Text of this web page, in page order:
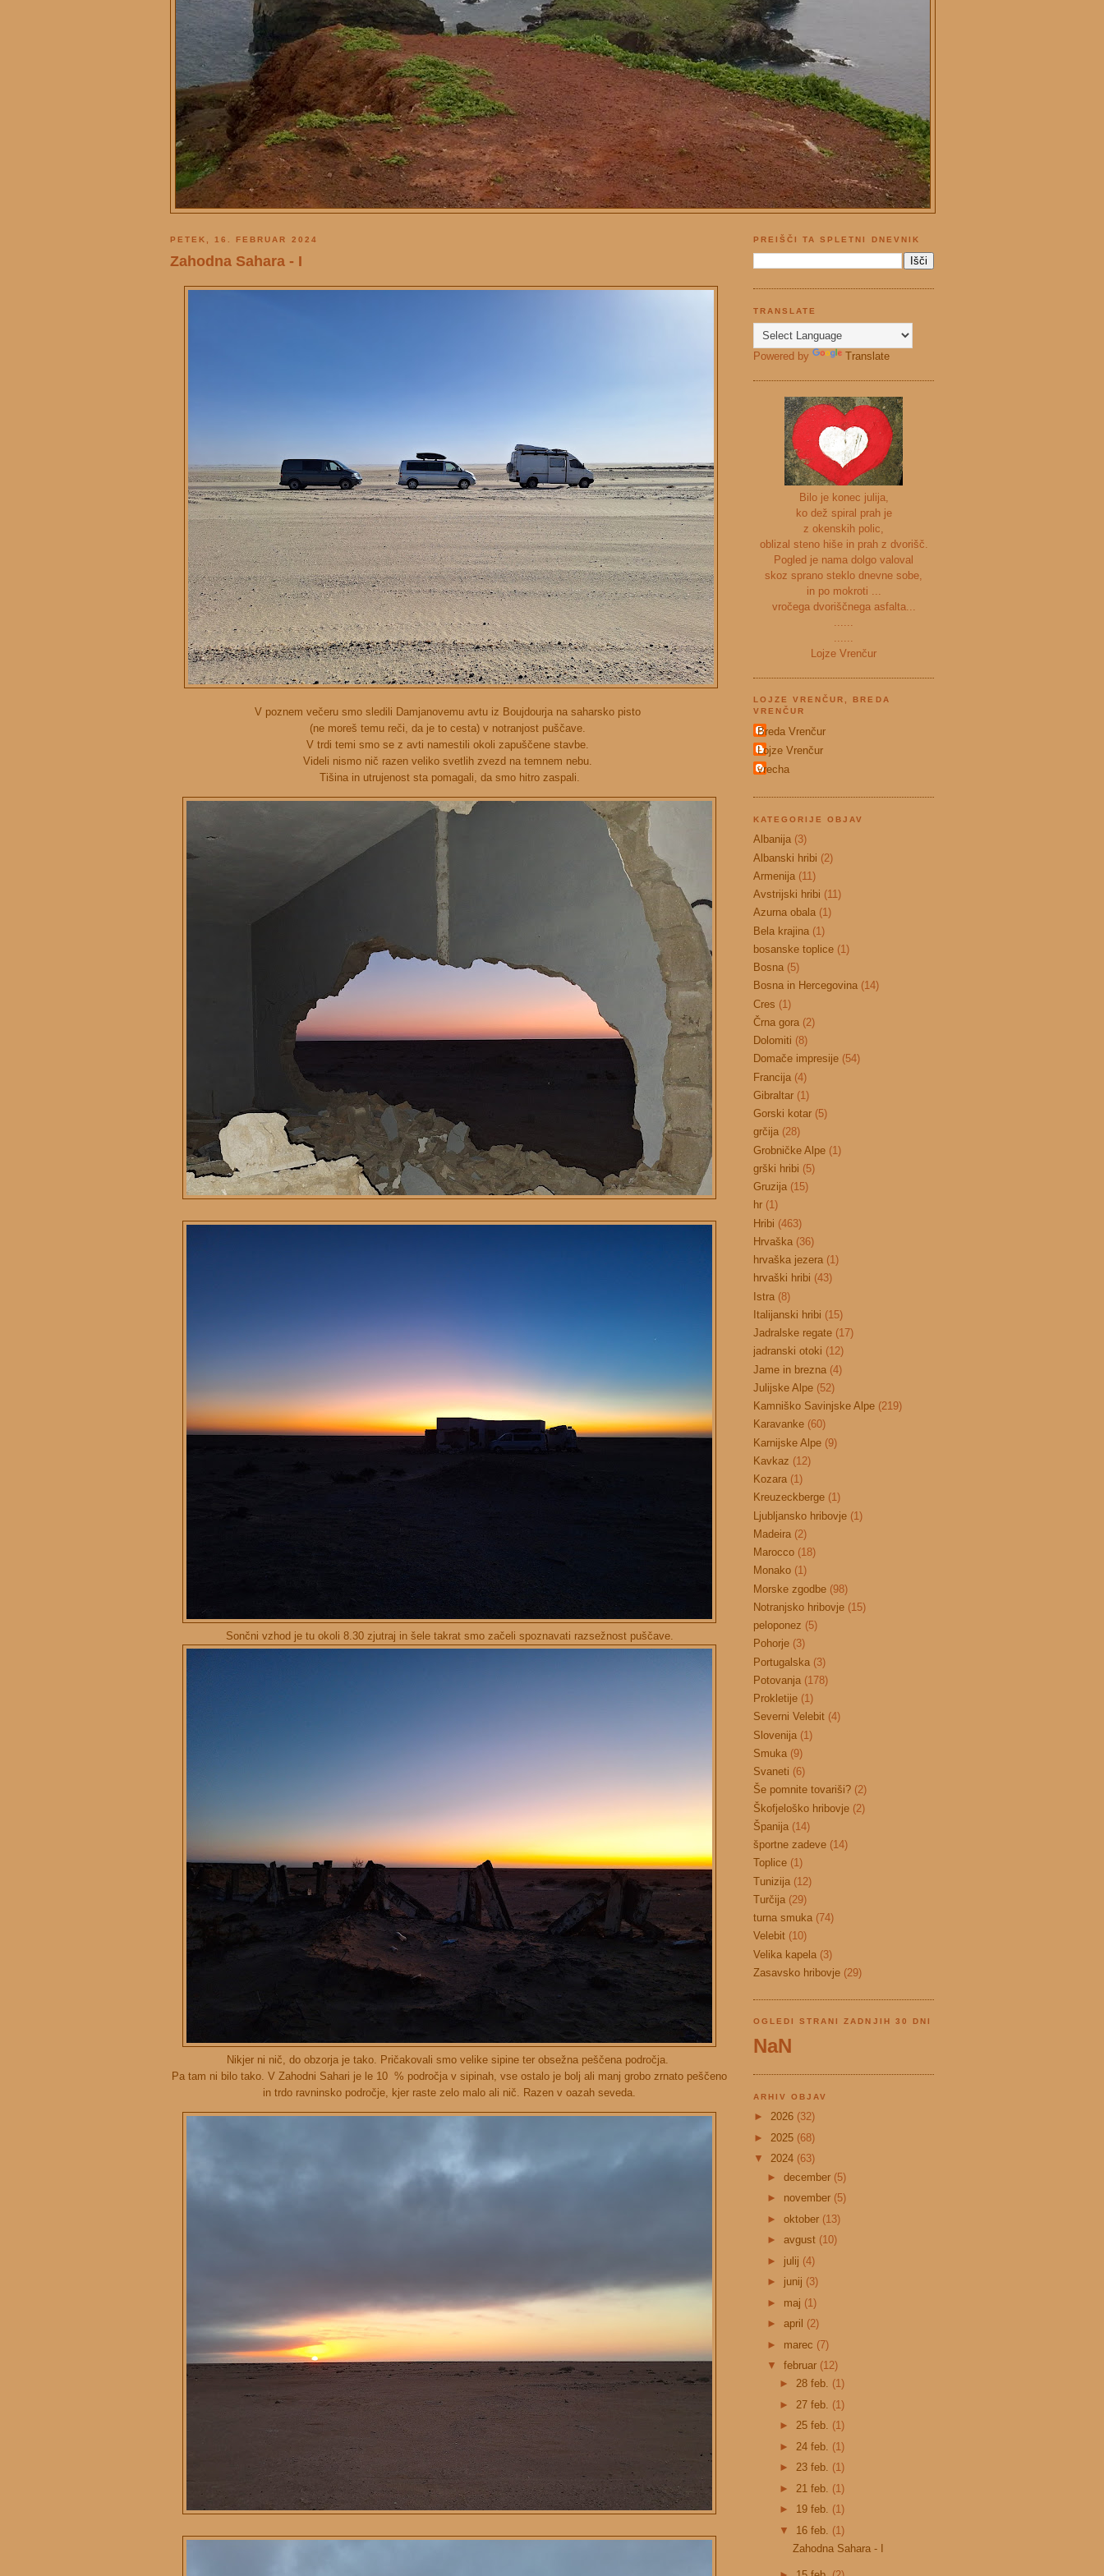
PETEK, 16. FEBRUAR 2024
Zahodna Sahara - I
V poznem večeru smo sledili Damjanovemu avtu iz Boujdourja na saharsko pisto
(ne moreš temu reči, da je to cesta) v notranjost puščave.
V trdi temi smo se z avti namestili okoli zapuščene stavbe.
Videli nismo nič razen veliko svetlih zvezd na temnem nebu.
Tišina in utrujenost sta pomagali, da smo hitro zaspali.
Sončni vzhod je tu okoli 8.30 zjutraj in šele takrat smo začeli spoznavati razsežnost puščave.
Nikjer ni nič, do obzorja je tako. Pričakovali smo velike sipine ter obsežna peščena področja.
Pa tam ni bilo tako. V Zahodni Sahari je le 10 % področja v sipinah, vse ostalo je bolj ali manj grobo zrnato peščeno
in trdo ravninsko področje, kjer raste zelo malo ali nič. Razen v oazah seveda.
PREIŠČI TA SPLETNI DNEVNIK
TRANSLATE
Powered by Translate
Bilo je konec julija,
ko dež spiral prah je
z okenskih polic,
oblizal steno hiše in prah z dvorišč.
Pogled je nama dolgo valoval
skoz sprano steklo dnevne sobe,
in po mokroti ...
vročega dvoriščnega asfalta...
......
......
Lojze Vrenčur
LOJZE VRENČUR, BREDA
VRENČUR
Breda Vrenčur
Lojze Vrenčur
vrecha
KATEGORIJE OBJAV
Albanija (3)
Albanski hribi (2)
Armenija (11)
Avstrijski hribi (11)
Azurna obala (1)
Bela krajina (1)
bosanske toplice (1)
Bosna (5)
Bosna in Hercegovina (14)
Cres (1)
Črna gora (2)
Dolomiti (8)
Domače impresije (54)
Francija (4)
Gibraltar (1)
Gorski kotar (5)
grčija (28)
Grobničke Alpe (1)
grški hribi (5)
Gruzija (15)
hr (1)
Hribi (463)
Hrvaška (36)
hrvaška jezera (1)
hrvaški hribi (43)
Istra (8)
Italijanski hribi (15)
Jadralske regate (17)
jadranski otoki (12)
Jame in brezna (4)
Julijske Alpe (52)
Kamniško Savinjske Alpe (219)
Karavanke (60)
Karnijske Alpe (9)
Kavkaz (12)
Kozara (1)
Kreuzeckberge (1)
Ljubljansko hribovje (1)
Madeira (2)
Marocco (18)
Monako (1)
Morske zgodbe (98)
Notranjsko hribovje (15)
peloponez (5)
Pohorje (3)
Portugalska (3)
Potovanja (178)
Prokletije (1)
Severni Velebit (4)
Slovenija (1)
Smuka (9)
Svaneti (6)
Še pomnite tovariši? (2)
Škofjeloško hribovje (2)
Španija (14)
športne zadeve (14)
Toplice (1)
Tunizija (12)
Turčija (29)
turna smuka (74)
Velebit (10)
Velika kapela (3)
Zasavsko hribovje (29)
OGLEDI STRANI ZADNJIH 30 DNI
NaN
ARHIV OBJAV
► 2026 (32)
► 2025 (68)
▼ 2024 (63)
► december (5)
► november (5)
► oktober (13)
► avgust (10)
► julij (4)
► junij (3)
► maj (1)
► april (2)
► marec (7)
▼ februar (12)
►28 feb. (1)
► 27 feb. (1)
►25 feb. (1)
► 24 feb. (1)
►23 feb. (1)
► 21 feb. (1)
► 19 feb. (1)
▼ 16 feb. (1)
Zahodna Sahara - I